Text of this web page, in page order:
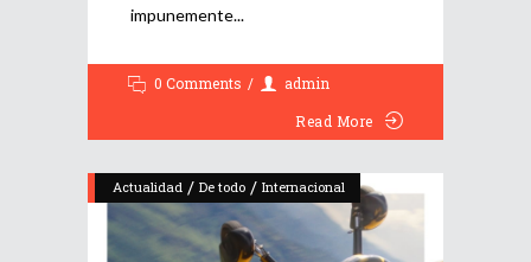
impunemente
0 Comments
admin
Read More
Actualidad / De todo / Internacional